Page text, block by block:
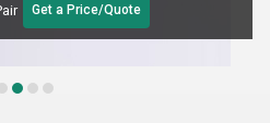
Get a Price/Quote